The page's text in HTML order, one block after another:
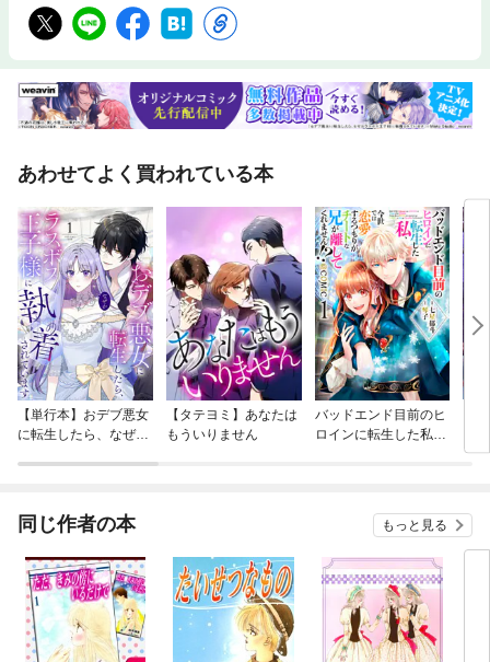
あわせてよく買われている本
【単行本】おデブ悪女
に転生したら、なぜか
【タテヨミ】あなたは
もういりません
バッドエンド目前のヒ
ロインに転生した私、
同じ作者の本 もっと見る